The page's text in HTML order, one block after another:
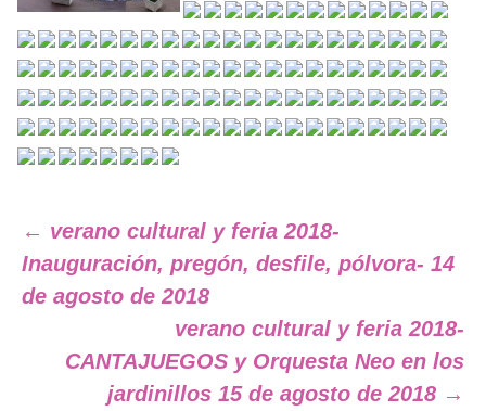
Navegación
← verano cultural y feria 2018-
Inauguración, pregón, desfile, pólvora- 14
de agosto de 2018
verano cultural y feria 2018-
CANTAJUEGOS y Orquesta Neo en los
jardinillos 15 de agosto de 2018 →